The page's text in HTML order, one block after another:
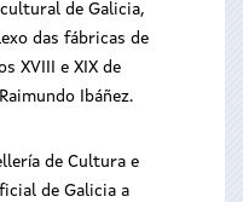
de Galicia,
das fábricas de
XVIII e XIX de
Ibáñez.
de Cultura e
de Galicia a